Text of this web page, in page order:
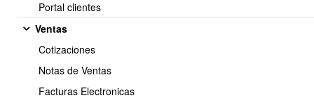
Portal clientes
Ventas
Cotizaciones
Notas de Ventas
Facturas Electronicas
Ejemplos de flujo de ventas:
Lo que hace la configuración del flujo de ventas, es que no le
permite a un usuario pasar de cotización a factura si el flujo dice
que debe pasar primero por otro documento.
Cotización → Nota de venta
Cotización → Nota de venta → Guía de despacho